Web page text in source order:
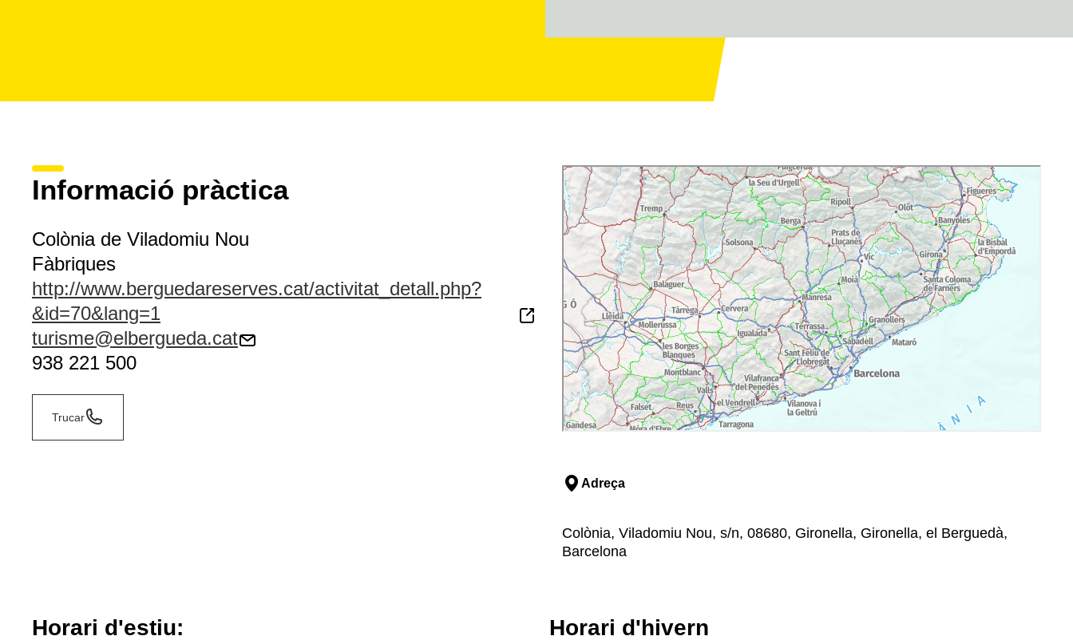
Informació pràctica
Colònia de Viladomiu Nou
Fàbriques
http://www.berguedareserves.cat/activitat_detall.php?
&id=70&lang=1
turisme@elbergueda.cat
938 221 500
Trucar
Adreça
Colònia, Viladomiu Nou, s/n, 08680, Gironella, Gironella, el Berguedà,
Barcelona
Horari d'estiu: Horari d'hivern